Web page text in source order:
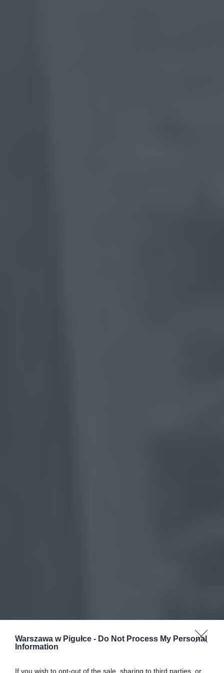
Warszawa w Pigułce - Do Not Process My Personal
Information
If you wish to opt-out of the sale, sharing to third parties, or